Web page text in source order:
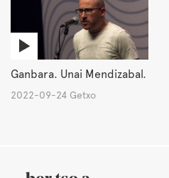
Ganbara. Unai Mendizabal.
2022-09-24 Getxo